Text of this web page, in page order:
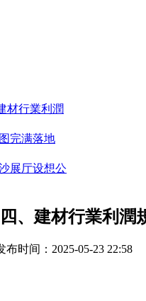
材行業利潤
完满落地
展厅设想公
、建材行業利潤
布时间：2025-05-23 22:58